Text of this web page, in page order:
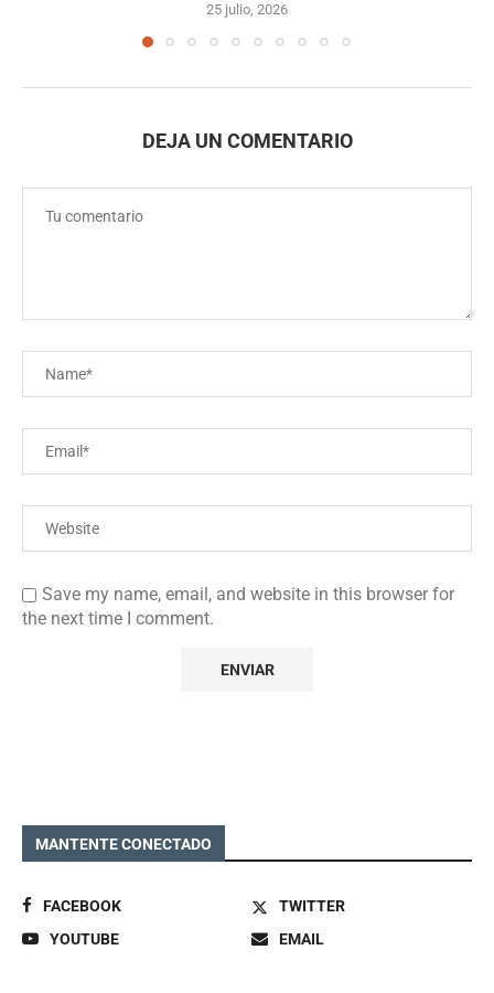
25 julio, 2026
DEJA UN COMENTARIO
Save my name, email, and website in this browser for
the next time I comment.
MANTENTE CONECTADO
FACEBOOK
TWITTER
YOUTUBE
EMAIL